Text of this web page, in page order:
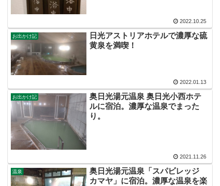
2022.10.25
お出かけ記
日光アストリアホテルで濃厚な硫
黄泉を満喫！
2022.01.13
お出かけ記
奥日光湯元温泉 奥日光小西ホテ
ルに宿泊。濃厚な温泉でまった
り。
2021.11.26
温泉
奥日光湯元温泉「スパビレッジ
カマヤ」に宿泊。濃厚な温泉を楽